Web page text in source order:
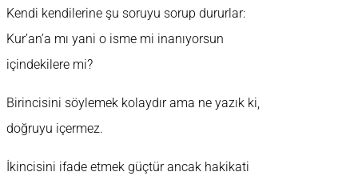
Kendi kendilerine şu soruyu sorup dururlar:
Kur’an’a mı yani o isme mi inanıyorsun
içindekilere mi?
Birincisini söylemek kolaydır ama ne yazık ki,
doğruyu içermez.
İkincisini ifade etmek güçtür ancak hakikati